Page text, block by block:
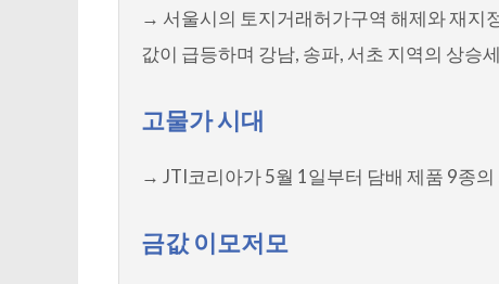
→ 서울시의 토지거래허가구역 해제와 재지
값이 급등하며 강남, 송파, 서초 지역의 상승
고물가 시대
→ JTI코리아가 5월 1일부터 담배 제품 9종
금값 이모저모